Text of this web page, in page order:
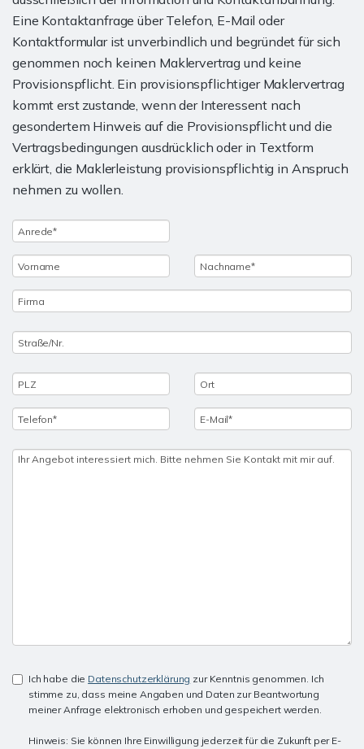
Eine Kontaktanfrage über Telefon, E-Mail oder
Kontaktformular ist unverbindlich und begründet für sich
genommen noch keinen Maklervertrag und keine
Provisionspflicht. Ein provisionspflichtiger Maklervertrag
kommt erst zustande, wenn der Interessent nach
gesondertem Hinweis auf die Provisionspflicht und die
Vertragsbedingungen ausdrücklich oder in Textform
erklärt, die Maklerleistung provisionspflichtig in Anspruch
nehmen zu wollen.
Ich habe die Datenschutzerklärung zur Kenntnis genommen. Ich
stimme zu, dass meine Angaben und Daten zur Beantwortung
meiner Anfrage elektronisch erhoben und gespeichert werden.
Hinweis: Sie können Ihre Einwilligung jederzeit für die Zukunft per E-